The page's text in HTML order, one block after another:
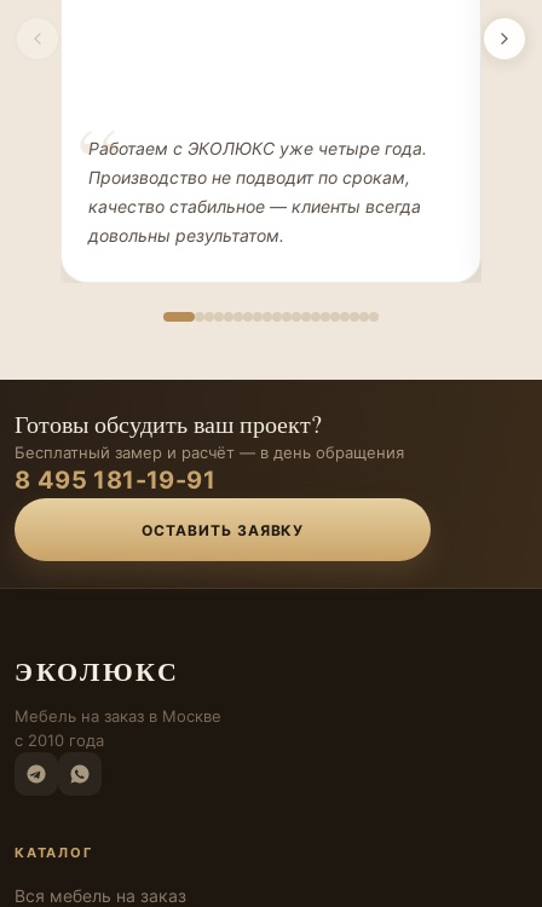
Елена Соколова
ДИЗАЙНЕР ИНТЕРЬЕРОВ
Работаем с ЭКОЛЮКС уже четыре года.
Производство не подводит по срокам,
качество стабильное — клиенты всегда
довольны результатом.
Готовы обсудить ваш проект?
Бесплатный замер и расчёт — в день обращения
8 495 181-19-91
ОСТАВИТЬ ЗАЯВКУ
ЭКОЛЮКС
Мебель на заказ в Москве
с 2010 года
КАТАЛОГ
Вся мебель на заказ